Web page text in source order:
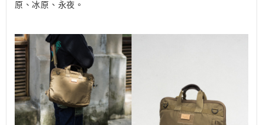
原、冰原、永夜。